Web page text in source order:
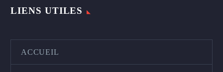
LIENS UTILES
ACCUEIL